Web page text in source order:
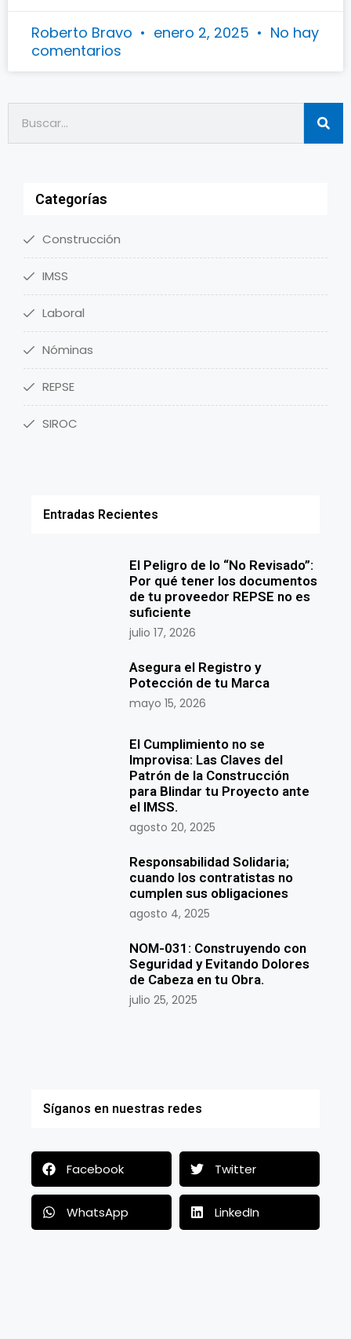
Roberto Bravo enero 2, 2025
No hay
comentarios
Categorías
Construcción
IMSS
Laboral
Nóminas
REPSE
SIROC
Entradas Recientes
El Peligro de lo “No Revisado”:
Por qué tener los documentos
de tu proveedor REPSE no es
suficiente
julio 17, 2026
Asegura el Registro y
Potección de tu Marca
mayo 15, 2026
El Cumplimiento no se
Improvisa: Las Claves del
Patrón de la Construcción
para Blindar tu Proyecto ante
el IMSS.
agosto 20, 2025
Responsabilidad Solidaria;
cuando los contratistas no
cumplen sus obligaciones
agosto 4, 2025
NOM-031: Construyendo con
Seguridad y Evitando Dolores
de Cabeza en tu Obra.
julio 25, 2025
Síganos en nuestras redes
Facebook Twitter
WhatsApp LinkedIn